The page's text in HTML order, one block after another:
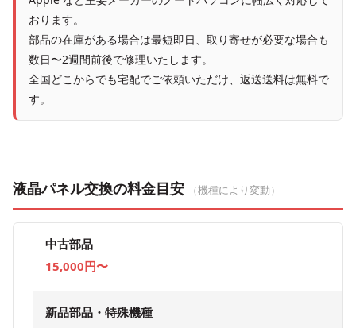
おります。
部品の在庫がある場合は最短即日、取り寄せが必要な場合も
数日〜2週間前後で修理いたします。
全国どこからでも宅配でご依頼いただけ、返送送料は無料で
す。
液晶パネル交換の料金目安 （機種により変動）
中古部品
15,000円〜
新品部品・特殊機種